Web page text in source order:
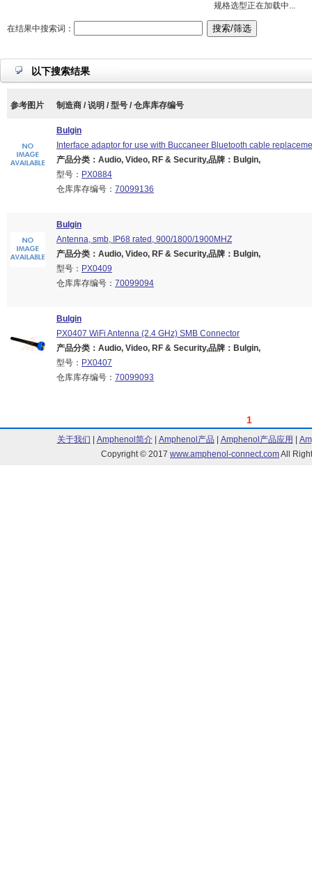
规格选型正在加载中...
在结果中搜索词：
以下搜索结果
参考图片 制造商 / 说明 / 型号 / 仓库库存编号
Bulgin
Interface adaptor for use with Buccaneer Bluetooth cable
产品分类：Audio, Video, RF & Security,品牌：Bulgin,
型号： PX0884
仓库库存编号： 70099136
Bulgin
Antenna, smb, IP68 rated, 900/1800/1900MHZ
产品分类：Audio, Video, RF & Security,品牌：Bulgin,
型号： PX0409
仓库库存编号： 70099094
Bulgin
PX0407 WiFi Antenna (2.4 GHz) SMB Connector
产品分类：Audio, Video, RF & Security,品牌：Bulgin,
型号： PX0407
仓库库存编号： 70099093
1
关于我们 Amphenol简介| Amphenol产品 Amphenol产品应用
Copyright © 2017 www.amphenol-connect.comAll